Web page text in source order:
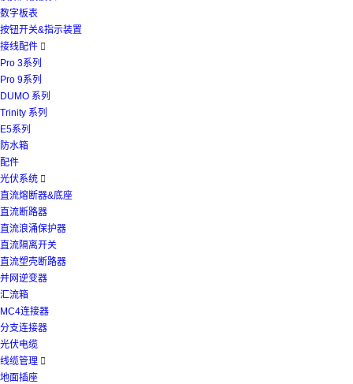
数字板表
按钮开关&指示装置
接线配件 
Pro 3系列
Pro 9系列
DUMO 系列
Trinity 系列
E5系列
防水箱
配件
光伏系统 
直流熔断器&底座
直流断路器
直流浪涌保护器
直流隔离开关
直流塑壳断路器
并网逆变器
汇流箱
MC4连接器
分支连接器
光伏电缆
线缆管理 
地面插座